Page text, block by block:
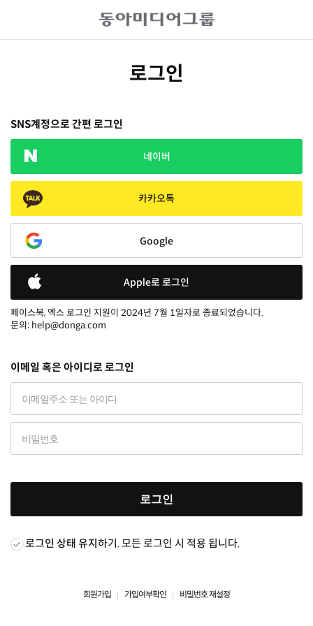
로그인
SNS계정으로 간편 로그인
네이버
카카오톡
Google
Apple로 로그인
페이스북, 엑스 로그인 지원이 2024년 7월 1일자로 종료되었습니다.
문의: help@donga.com
이메일 혹은 아이디로 로그인
로그인
로그인 상태 유지하기. 모든 로그인 시 적용 됩니다.
회원가입 가입여부확인 비밀번호 재설정